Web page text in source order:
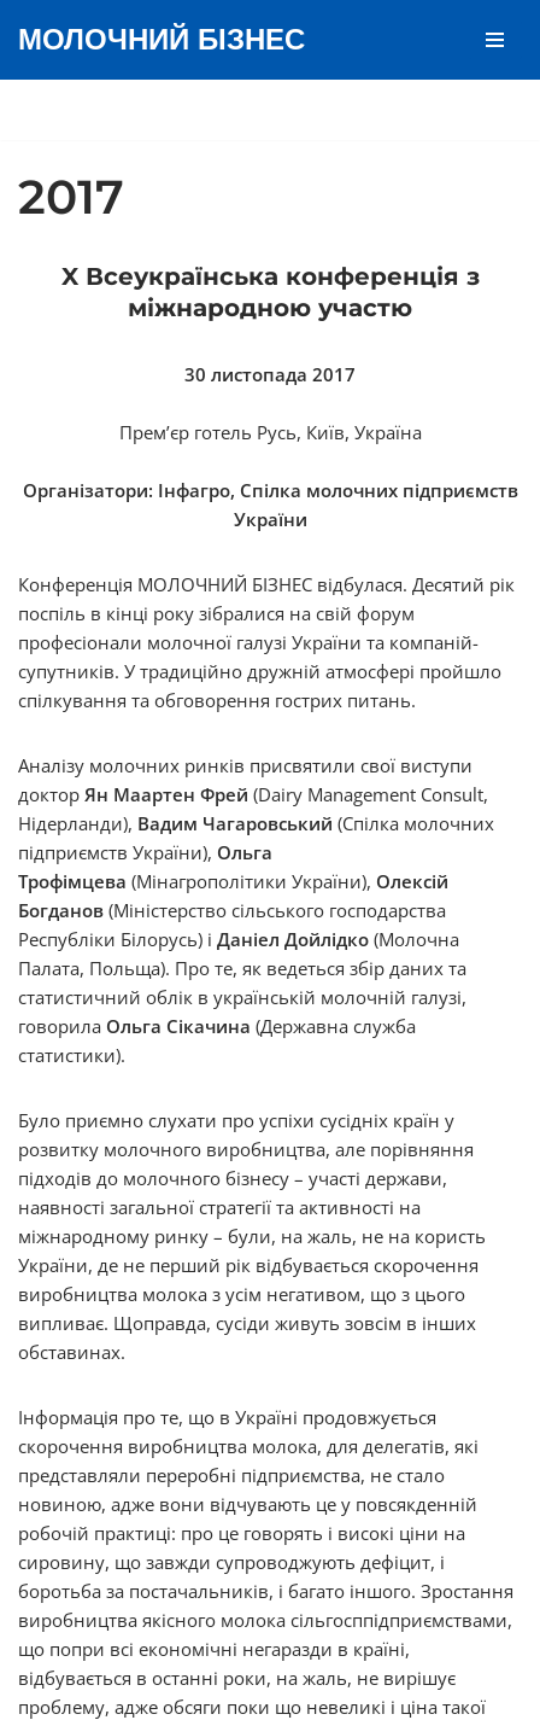
МОЛОЧНИЙ БІЗНЕС
2017
X Всеукраїнська конференція з
міжнародною участю
30 листопада 2017
Прем’єр готель Русь, Київ, Україна
Організатори: Інфагро, Спілка молочних підприємств
України
Конференція МОЛОЧНИЙ БІЗНЕС відбулася. Десятий рік
поспіль в кінці року зібралися на свій форум
професіонали молочної галузі України та компаній-
супутників. У традиційно дружній атмосфері пройшло
спілкування та обговорення гострих питань.
Аналізу молочних ринків присвятили свої виступи
доктор Ян Маартен Фрей (Dairy Management Consult,
Нідерланди), Вадим Чагаровський (Спілка молочних
підприємств України), Ольга
Трофімцева (Мінагрополітики України), Олексій
Богданов (Міністерство сільського господарства
Республіки Білорусь) і Даніел Дойлідко (Молочна
Палата, Польща). Про те, як ведеться збір даних та
статистичний облік в українській молочній галузі,
говорила Ольга Сікачина (Державна служба
статистики).
Було приємно слухати про успіхи сусідніх країн у
розвитку молочного виробництва, але порівняння
підходів до молочного бізнесу – участі держави,
наявності загальної стратегії та активності на
міжнародному ринку – були, на жаль, не на користь
України, де не перший рік відбувається скорочення
виробництва молока з усім негативом, що з цього
випливає. Щоправда, сусіди живуть зовсім в інших
обставинах.
Інформація про те, що в Україні продовжується
скорочення виробництва молока, для делегатів, які
представляли переробні підприємства, не стало
новиною, адже вони відчувають це у повсякденній
робочій практиці: про це говорять і високі ціни на
сировину, що завжди супроводжують дефіцит, і
боротьба за постачальників, і багато іншого. Зростання
виробництва якісного молока сільгосппідприємствами,
що попри всі економічні негаразди в країні,
відбувається в останні роки, на жаль, не вирішує
проблему, адже обсяги поки що невеликі і ціна такої